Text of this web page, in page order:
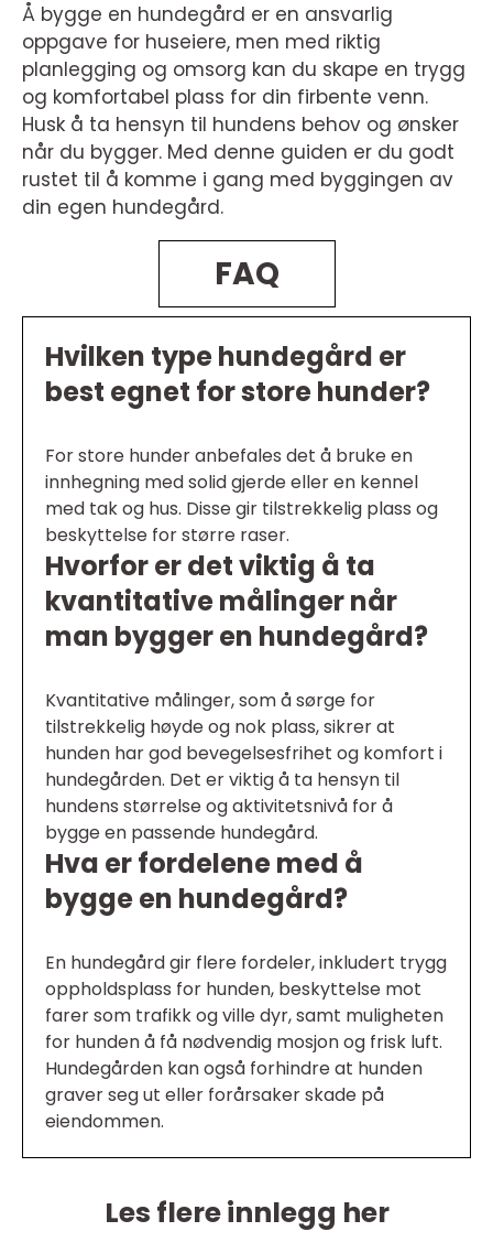
Å bygge en hundegård er en ansvarlig
oppgave for huseiere, men med riktig
planlegging og omsorg kan du skape en trygg
og komfortabel plass for din firbente venn.
Husk å ta hensyn til hundens behov og ønsker
når du bygger. Med denne guiden er du godt
rustet til å komme i gang med byggingen av
din egen hundegård.
FAQ
Hvilken type hundegård er
best egnet for store hunder?
For store hunder anbefales det å bruke en
innhegning med solid gjerde eller en kennel
med tak og hus. Disse gir tilstrekkelig plass og
beskyttelse for større raser.
Hvorfor er det viktig å ta
kvantitative målinger når
man bygger en hundegård?
Kvantitative målinger, som å sørge for
tilstrekkelig høyde og nok plass, sikrer at
hunden har god bevegelsesfrihet og komfort i
hundegården. Det er viktig å ta hensyn til
hundens størrelse og aktivitetsnivå for å
bygge en passende hundegård.
Hva er fordelene med å
bygge en hundegård?
En hundegård gir flere fordeler, inkludert trygg
oppholdsplass for hunden, beskyttelse mot
farer som trafikk og ville dyr, samt muligheten
for hunden å få nødvendig mosjon og frisk luft.
Hundegården kan også forhindre at hunden
graver seg ut eller forårsaker skade på
eiendommen.
Les flere innlegg her